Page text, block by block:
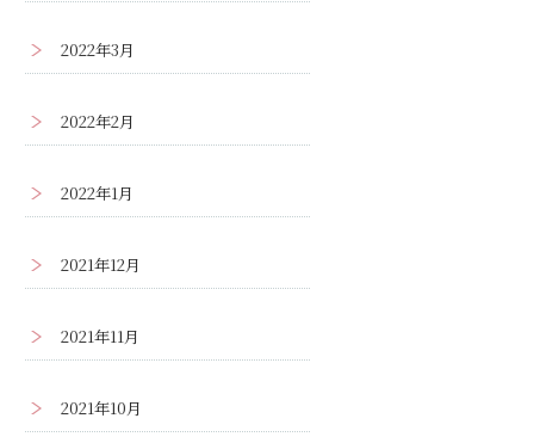
2022年3月
2022年2月
2022年1月
2021年12月
2021年11月
2021年10月